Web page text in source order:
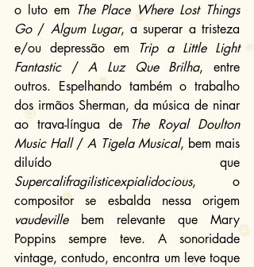
o luto em The Place Where Lost Things
Go / Algum Lugar, a superar a tristeza
e/ou depressão em
Trip a Little Light
Fantastic / A Luz Que Brilha, entre
outros. Espelhando também o trabalho
dos irmãos Sherman, da música de ninar
ao trava-língua de
The Royal Doulton
Music Hall / A Tigela Musical, bem mais
Supercalifragilisticexpialidocious, o
vaudeville bem relevante que Mary
Poppins sempre teve. A sonoridade
vintage, contudo, encontra um leve toque